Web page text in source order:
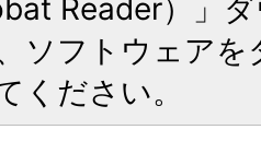
Reader）」
ソフトウェア
ください。